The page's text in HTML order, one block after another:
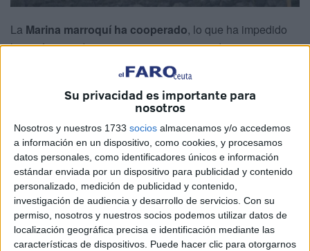
Su privacidad es importante para
nosotros
Nosotros y nuestros 1733 socios almacenamos y/o accedemos
a información en un dispositivo, como cookies, y procesamos
datos personales, como identificadores únicos e información
estándar enviada por un dispositivo para publicidad y contenido
personalizado, medición de publicidad y contenido,
investigación de audiencia y desarrollo de servicios. Con su
permiso, nosotros y nuestros socios podemos utilizar datos de
localización geográfica precisa e identificación mediante las
características de dispositivos. Puede hacer clic para otorgarnos
La Marina marroquí ha cooperado, lo que ha impedido
las imágenes de anteriores veranos, cuando se vivieron
entradas masivas de nadadores.
una madrugada agotadora, sin freno, con
continuas incursiones en todos aquellos puntos en donde
se alertaba de la presencia de inmigrantes.
Tarajal, Sarchal, la Sirena…
Los agentes del Servicio Marítimo guiaban a la Marina que
ha ido recogiendo a adultos y menores de distintas
nacionalidades. Así sin parar.